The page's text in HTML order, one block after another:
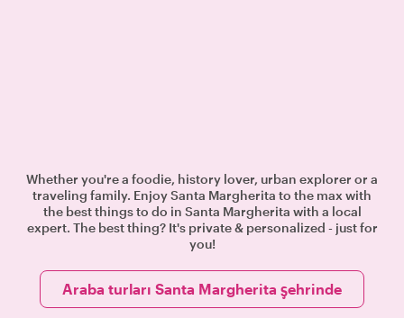
Whether you're a foodie, history lover, urban explorer or a
traveling family. Enjoy Santa Margherita to the max with
the best things to do in Santa Margherita with a local
expert. The best thing? It's private & personalized - just for
you!
Araba turları Santa Margherita şehrinde